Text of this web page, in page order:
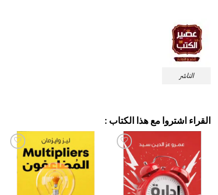
الناشر
القراء اشتروا مع هذا الكتاب :
إضافة
إلى
الرغبات